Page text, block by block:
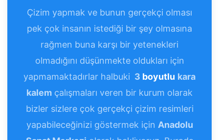
Çizim yapmak ve bunun gerçekçi olması
pek çok insanın istediği bir şey olmasına
rağmen buna karşı bir yetenekleri
olmadığını düşünmekte oldukları için
yapmamaktadırlar halbuki 3 boyutlu kara
kalem çalışmaları veren bir kurum olarak
bizler sizlere çok gerçekçi çizim resimleri
yapabileceğinizi göstermek için Anadolu